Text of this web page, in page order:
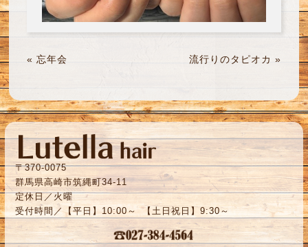
« 忘年会 流行りのタピオカ »
〒370-0075
群馬県高崎市筑縄町34-11
定休日／火曜
受付時間／【平日】10:00～ 【土日祝日】9:30～